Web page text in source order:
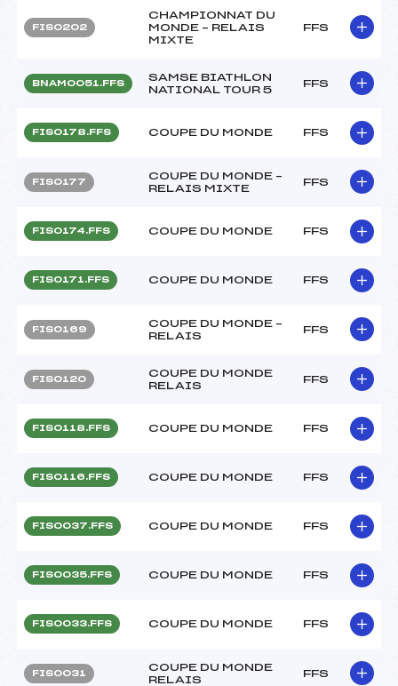
FIS0202
CHAMPIONNAT DU
MONDE – RELAIS
MIXTE
FFS
BNAM0051.FFS
SAMSE BIATHLON
NATIONAL TOUR 5
FFS
FIS0178.FFS COUPE DU MONDE FFS
FIS0177
COUPE DU MONDE –
RELAIS MIXTE
FFS
FIS0174.FFS COUPE DU MONDE FFS
FIS0171.FFS COUPE DU MONDE FFS
FIS0169
COUPE DU MONDE –
RELAIS
FFS
FIS0120
COUPE DU MONDE
RELAIS
FFS
FIS0118.FFS COUPE DU MONDE FFS
FIS0116.FFS COUPE DU MONDE FFS
FIS0037.FFS COUPE DU MONDE FFS
FIS0035.FFS COUPE DU MONDE FFS
FIS0033.FFS COUPE DU MONDE FFS
FIS0031
COUPE DU MONDE
RELAIS
FFS